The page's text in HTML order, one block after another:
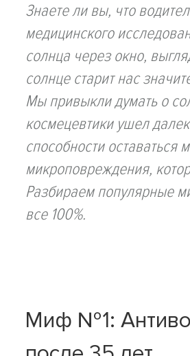
Знаете ли вы, что
медицинского
солнца через окно,
солнце старит нас
Мы привыкли думать о
космецевтики ушел
способности
микроповреждения,
Разбираем популярные
все 100%.
Миф №1: